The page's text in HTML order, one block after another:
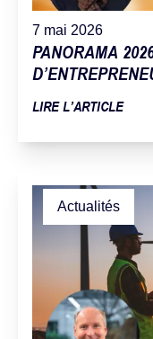
7 mai 2026
PANORAMA
LIRE L’ARTICLE
Actualités